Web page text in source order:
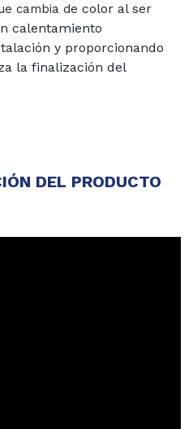
cambia de color al ser
calentamiento
y proporcionando
la finalización del
DEL PRODUCTO